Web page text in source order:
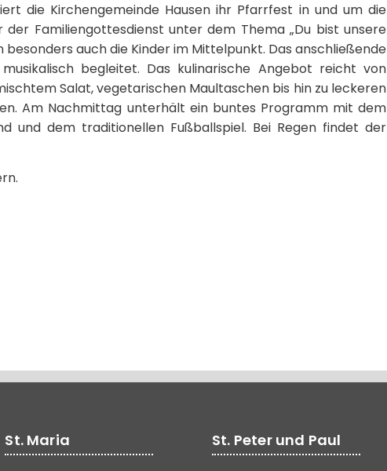
die Kirchengemeinde Hausen ihr Pfarrfest in und um die
der Familiengottesdienst unter dem Thema „Du bist unsere
auch die Kinder im Mittelpunkt. Das anschließende
begleitet. Das kulinarische Angebot reicht von
Salat, vegetarischen Maultaschen bis hin zu leckeren
Am Nachmittag unterhält ein buntes Programm mit dem
und dem traditionellen Fußballspiel. Bei Regen findet der
St. Maria St. Peter und Paul